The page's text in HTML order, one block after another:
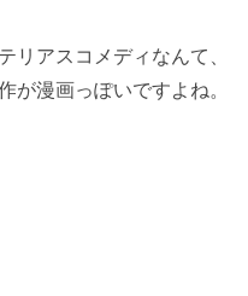
リアスコメディなんて、
が漫画っぽいですよね。